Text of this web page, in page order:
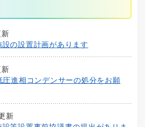
の設置計画があります
圧進相コンデンサーの処分をお願
新